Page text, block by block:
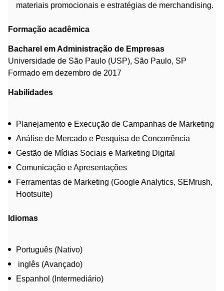
materiais promocionais e estratégias de merchandising.
Formação acadêmica
Bacharel em Administração de Empresas
Universidade de São Paulo (USP), São Paulo, SP
Formado em dezembro de 2017
Habilidades
Planejamento e Execução de Campanhas de Marketing
Análise de Mercado e Pesquisa de Concorrência
Gestão de Mídias Sociais e Marketing Digital
Comunicação e Apresentações
Ferramentas de Marketing (Google Analytics, SEMrush,
Hootsuite)
Idiomas
Português (Nativo)
inglês (Avançado)
Espanhol (Intermediário)